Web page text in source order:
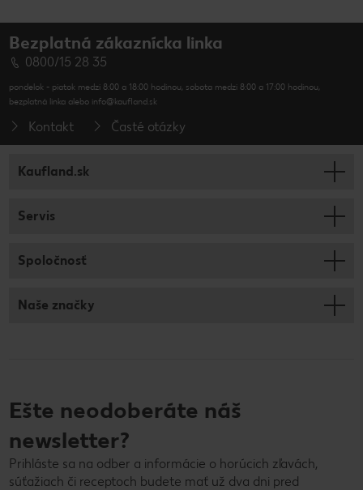
Bezplatná zákaznícka linka
0800/15 28 35
pondelok - piatok medzi 8:00 a 18:00 hodinou, sobota medzi 8:00 a 17:00 hodinou,
bezplatná linka alebo info@kaufland.sk
Kontakt Časté otázky
Kaufland.sk
Servis
Spoločnosť
Naše značky
Ešte neodoberáte náš
newsletter?
Prihláste sa na odber a informácie o horúcich zľavách,
súťažiach či receptoch budete mať už dva dni pred